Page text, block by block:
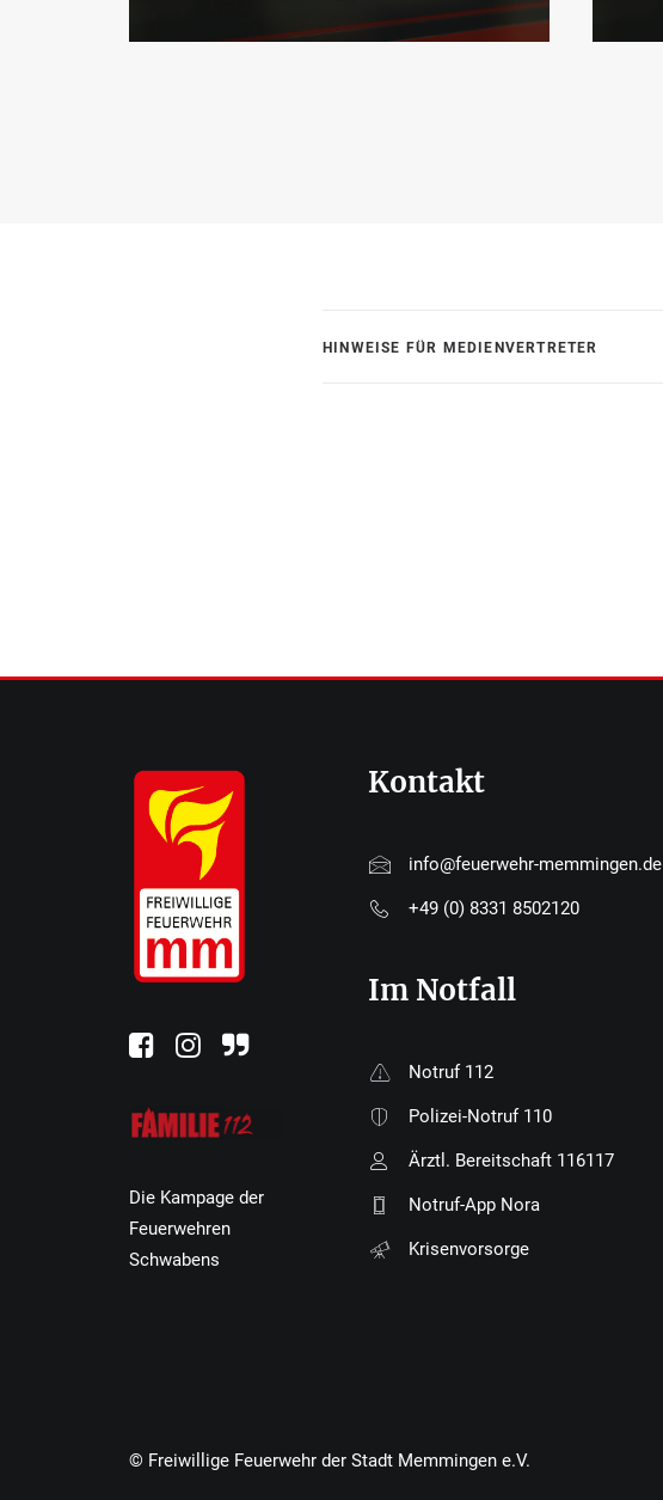
HINWEISE FÜR MEDIENVERTRETER
Die Kampage der
Feuerwehren
Schwabens
Kontakt
info@feuerwehr-memmingen.de
+49 (0) 8331 8502120
Im Notfall
Notruf 112
Polizei-Notruf 110
Ärztl. Bereitschaft 116117
Notruf-App Nora
Krisenvorsorge
© Freiwillige Feuerwehr der Stadt Memmingen e.V.